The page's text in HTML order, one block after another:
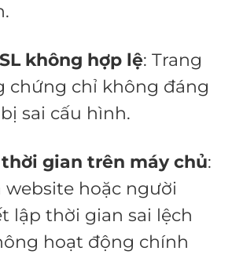
không hợp lệ: Trang
chứng chỉ không đáng
sai cấu hình.
gian trên máy chủ:
website hoặc người
lập thời gian sai lệch
hoạt động chính